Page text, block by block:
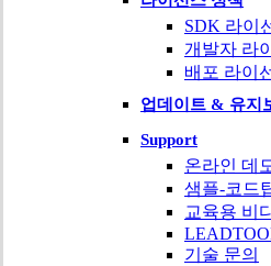
SDK 라이
개발자 라
배포 라이
업데이트 & 유지
Support
온라인 데
샘플-코드
교육용 비
기술 문의